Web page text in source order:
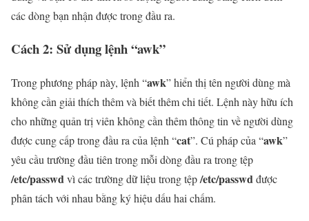
các dòng bạn nhận được trong đầu ra.
Cách 2: Sử dụng lệnh “awk”
Trong phương pháp này, lệnh “awk” hiển thị tên người dùng mà
không cần giải thích thêm và biết thêm chi tiết. Lệnh này hữu ích
cho những quản trị viên không cần thêm thông tin về người dùng
được cung cấp trong đầu ra của lệnh “cat”. Cú pháp của “awk”
yêu cầu trường đầu tiên trong mỗi dòng đầu ra trong tệp
/etc/passwdvì các trường dữ liệu trong tệp/etc/passwdđược
phân tách với nhau bằng ký hiệu dấu hai chấm.